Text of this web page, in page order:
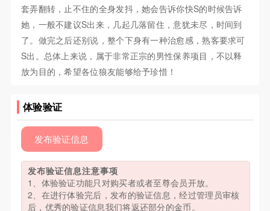
套弄翻转，止不住的全身发抖，她会告诉你快S的时候告诉
她，一般不建议S出来，几起几落留住，意犹未尽，时间到
了。做完之后还别说，整个下身有一种治愈感，熟客要求可
S出。总体上来说，属于非常正宗的男性保养项目，不以释
放为目的，希望各位狼友能够给予珍惜！
体验验证
发布验证信息
发布验证信息注意事项
1、体验验证功能只对购买者或者至尊会员开放。
2、在进行体验完后，发布的验证信息，经过管理员审核
后，优秀的验证信息我们将返还部分的金币。